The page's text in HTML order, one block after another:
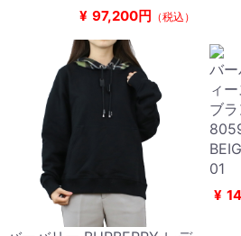
¥ 97,200円 （税込）
バ
ィ
ブ
01
¥